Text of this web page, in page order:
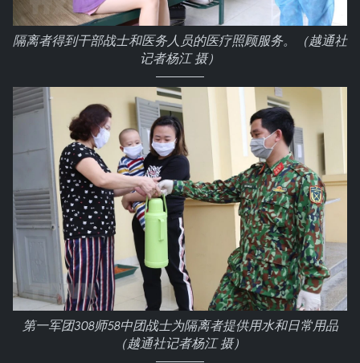
隔离者得到干部战士和医务人员的医疗照顾服务。（越通社
记者杨江 摄）
第一军团308师58中团战士为隔离者提供用水和日常用品
（越通社记者杨江 摄）